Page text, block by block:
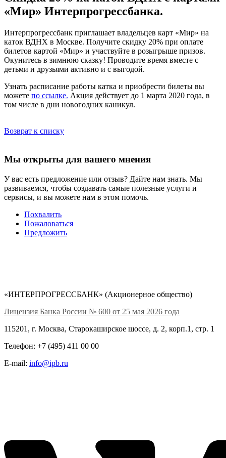
«Мир» Интерпрогрессбанка.
Интерпрогрессбанк приглашает владельцев карт «Мир» на
каток ВДНХ в Москве. Получите скидку 20% при оплате
билетов картой «Мир» и участвуйте в розыгрыше призов.
Окунитесь в зимнюю сказку! Проводите время вместе с
детьми и друзьями активно и с выгодой.
Узнать расписание работы катка и приобрести билеты вы
можете по ссылке. Акция действует до 1 марта 2020 года, в
том числе в дни новогодних каникул.
Возврат к списку
Мы открыты для вашего мнения
У вас есть предложение или отзыв? Дайте нам знать. Мы
развиваемся, чтобы создавать самые полезные услуги и
сервисы, и вы можете нам в этом помочь.
Похвалить
Пожаловаться
Предложить
«ИНТЕРПРОГРЕССБАНК» (Акционерное общество)
Лицензия Банка России № 600 от 25 мая 2026 года
115201, г. Москва, Старокаширское шоссе, д. 2, корп.1, стр. 1
Телефон: +7 (495) 411 00 00
E-mail: info@ipb.ru